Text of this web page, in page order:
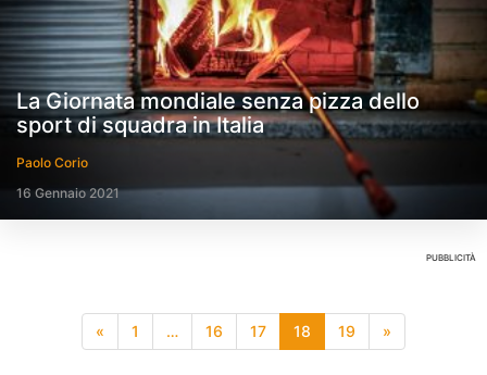
La Giornata mondiale senza pizza dello
sport di squadra in Italia
Paolo Corio
16 Gennaio 2021
PUBBLICITÀ
« 1 … 16 17 18 19 »